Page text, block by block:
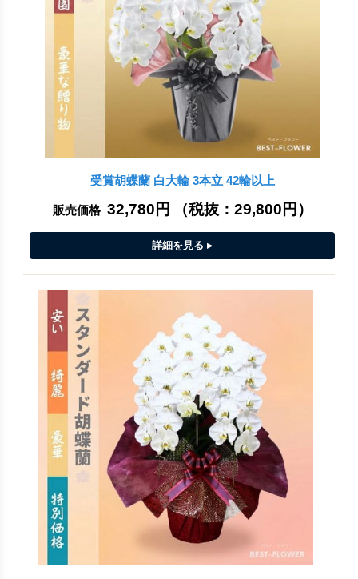
受賞胡蝶蘭 白大輪 3本立 42輪以上
販売価格 32,780円 （税抜： 29,800円 ）